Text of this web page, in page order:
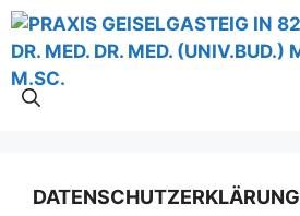
Zum
Inhalt
springen
DATENSCHUTZERKLÄRUNG